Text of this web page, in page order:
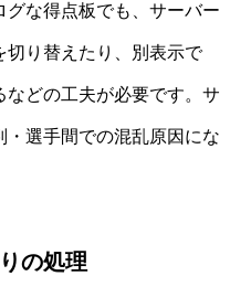
な得点板でも、サーバー
切り替えたり、別表示で
などの工夫が必要です。サ
選手間での混乱原因にな
の処理